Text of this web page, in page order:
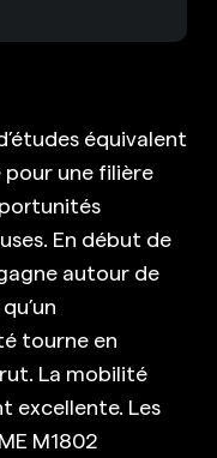
équivalent
pour une filière
En début de
autour de
tourne en
La mobilité
excellente. Les
M1802